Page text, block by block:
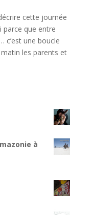
cette journée
parce que entre
c’est une boucle
les parents et
à